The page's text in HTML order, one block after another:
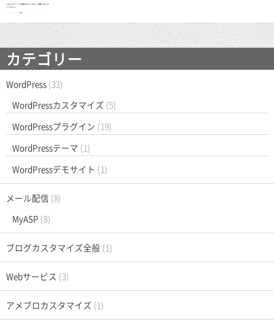
カテゴリー
WordPress (33)
WordPressカスタマイズ (5)
WordPressプラグイン (19)
WordPressテーマ (1)
WordPressデモサイト (1)
メール配信 (8)
MyASP (8)
ブログカスタマイズ全般 (1)
Webサービス (3)
アメブロカスタマイズ (1)